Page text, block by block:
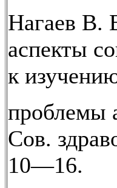
Нагаев В.
аспекты
к
проблемы
Сов.
10—16.